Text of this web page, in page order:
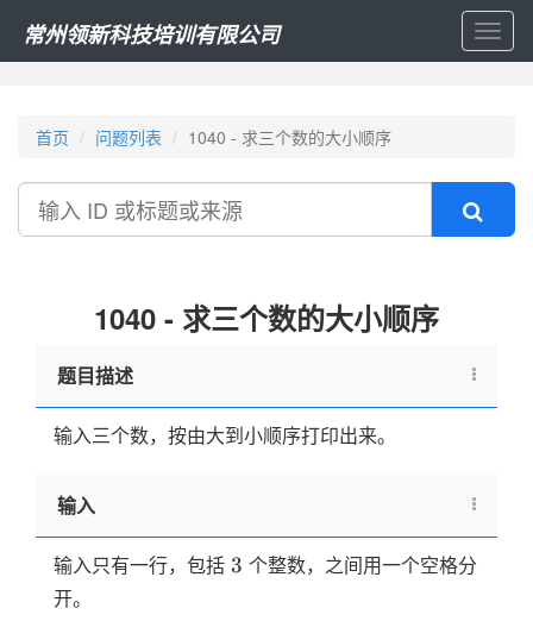
常州领新科技培训有限公司
首页 问题列表 1040 - 求三个数的大小顺序
搜
1040 - 求三个数的大小顺序
题目描述
输入三个数，按由大到小顺序打印出来。
输入
输入只有一行，包括 3
3 个整数，之间用一个空格分
开。